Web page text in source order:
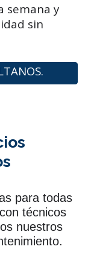
semana y
sin
para todas
técnicos
nuestros